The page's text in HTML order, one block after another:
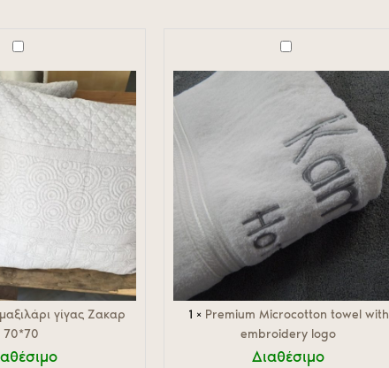
γίγας Ζακαρ
70*70
towel
with
logo
1 × Premium Microcotton towel with
embroidery logo
Διαθέσιμο